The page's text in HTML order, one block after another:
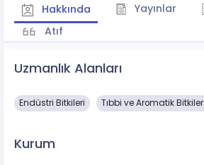
Hakkında Yayınlar
Atıf
Uzmanlık Alanları
Endüstri Bitkileri Tıbbi ve Aromatik Bitkiler
Kurum